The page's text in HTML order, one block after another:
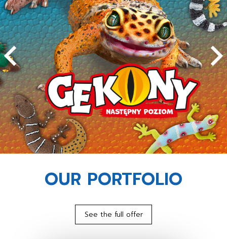
OUR PORTFOLIO
See the full offer